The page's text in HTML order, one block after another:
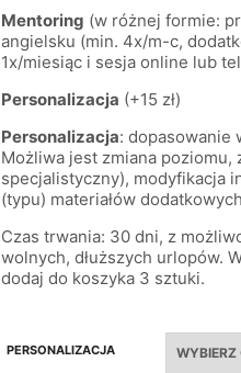
Mentoring (w różnej formie:
angielsku (min. 4x/m-c,
1x/miesiąc i sesja online lub
Personalizacja (+15 zł)
Personalizacja: dopasowanie
Możliwa jest zmiana poziomu,
specjalistyczny), modyfikacja
(typu) materiałów
Czas trwania: 30 dni, z
wolnych, dłuższych urlopów.
dodaj do koszyka 3 sztuki.
PERSONALIZACJA